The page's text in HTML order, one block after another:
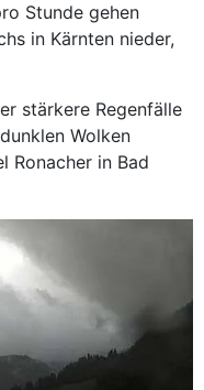
Stunde gehen
in Kärnten nieder,
stärkere Regenfälle
Wolken
Ronacher in Bad